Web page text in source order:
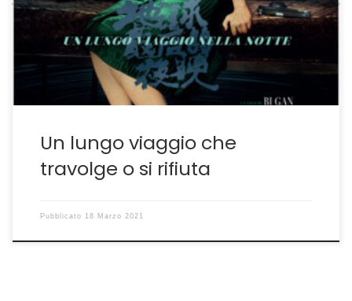
Bi Gan come ne esistono altri, ugualmente validi, per
cestinarlo. Perché se da un lato il film che nella
titolazione in lingua inglese riprende il titolo Long Day’s
Un lungo viaggio che
travolge o si rifiuta
Pubblicato 18 Marzo 2021